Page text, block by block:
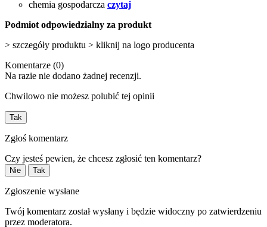
chemia gospodarcza czytaj
Podmiot odpowiedzialny za produkt
> szczegóły produktu > kliknij na logo producenta
Komentarze (0)
Na razie nie dodano żadnej recenzji.
Chwilowo nie możesz polubić tej opinii
Tak
Zgłoś komentarz
Czy jesteś pewien, że chcesz zgłosić ten komentarz?
Nie Tak
Zgłoszenie wysłane
Twój komentarz został wysłany i będzie widoczny po zatwierdzeniu
przez moderatora.